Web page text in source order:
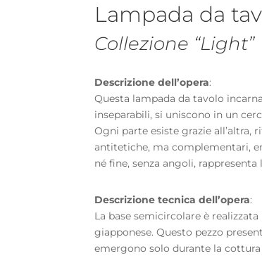
Lampada da
Collezione “Light”
Descrizione dell’opera:
Questa lampada da tavolo
inseparabili, si uniscono in un
Ogni parte esiste grazie all’altra,
antitetiche, ma complementari,
né fine, senza angoli,
Descrizione tecnica dell’opera:
La base semicircolare è
giapponese. Questo pezzo
emergono solo durante la